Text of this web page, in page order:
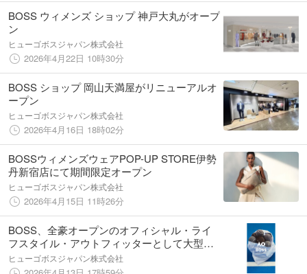
BOSS ウィメンズ ショップ 神戸大丸がオープ
ン
ヒューゴボスジャパン株式会社
2026年4月22日 10時30分
BOSS ショップ 岡山天満屋がリニューアルオ
ープン
ヒューゴボスジャパン株式会社
2026年4月16日 18時02分
BOSSウィメンズウェアPOP-UP STORE伊勢
丹新宿店にて期間限定オープン
ヒューゴボスジャパン株式会社
2026年4月15日 11時26分
BOSS、全豪オープンのオフィシャル・ライ
フスタイル・アウトフィッターとして大型パ
ートナーシップを締結
ヒューゴボスジャパン株式会社